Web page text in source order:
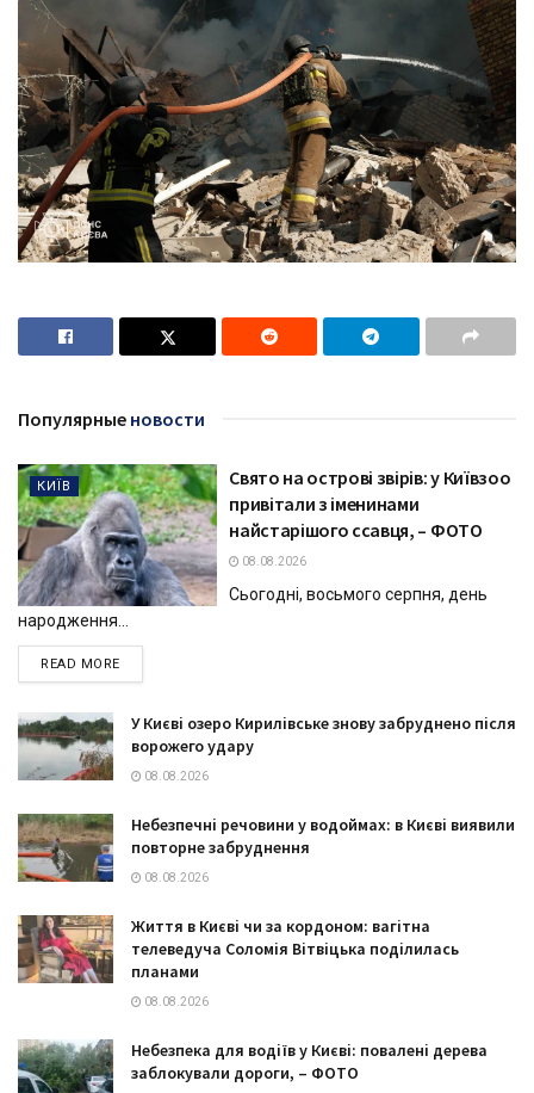
Популярные новости
КИЇВ
Свято на острові звірів: у Київзоо
привітали з іменинами
найстарішого ссавця, – ФОТО
08.08.2026
Сьогодні, восьмого серпня, день
народження...
READ MOREDETAILS
У Києві озеро Кирилівське знову забруднено після
ворожего удару
08.08.2026
Небезпечні речовини у водоймах: в Києві виявили
повторне забруднення
08.08.2026
Життя в Києві чи за кордоном: вагітна
телеведуча Соломія Вітвіцька поділилась
планами
08.08.2026
Небезпека для водіїв у Києві: повалені дерева
заблокували дороги, – ФОТО